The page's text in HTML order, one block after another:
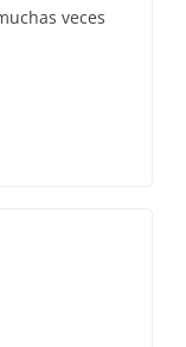
veces